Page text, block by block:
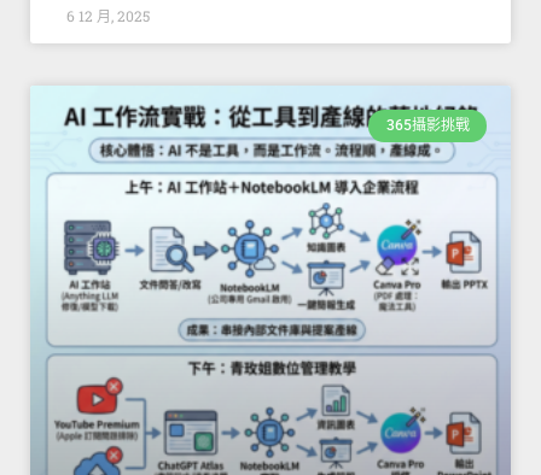
6 12 月, 2025
365攝影挑戰